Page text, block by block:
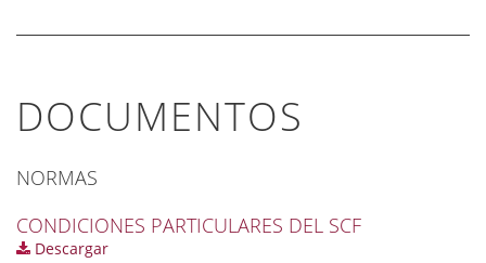
DOCUMENTOS
NORMAS
CONDICIONES PARTICULARES DEL SCF
Descargar